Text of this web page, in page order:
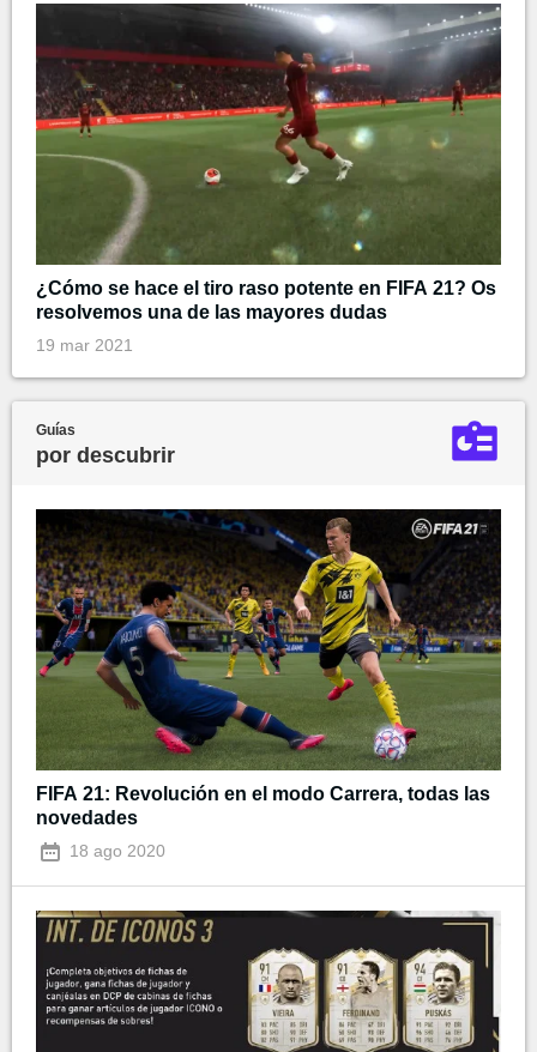
¿Cómo se hace el tiro raso potente en FIFA 21? Os
resolvemos una de las mayores dudas
19 mar 2021
Guías
por descubrir
FIFA 21: Revolución en el modo Carrera, todas las
novedades
18 ago 2020